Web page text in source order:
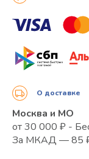
О доставке
Москва и МО
от 30 000 ₽ -
За МКАД — 85